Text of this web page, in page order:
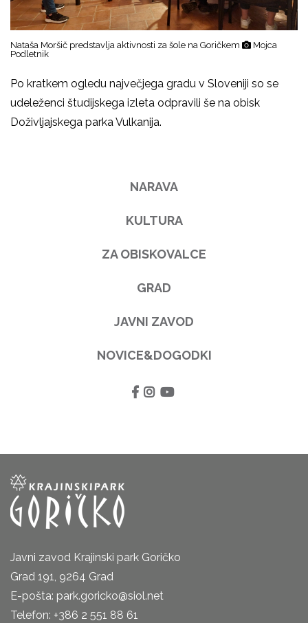
Nataša Moršič predstavlja aktivnosti za šole na Goričkem
Mojca
Podletnik
Po kratkem ogledu največjega gradu v Sloveniji so se
udeleženci študijskega izleta odpravili še na obisk
Doživljajskega parka Vulkanija.
NARAVA
KULTURA
ZA OBISKOVALCE
GRAD
JAVNI ZAVOD
NOVICE&DOGODKI
Javni zavod Krajinski park Goričko
Grad 191, 9264 Grad
E-pošta: park.goricko@siol.net
Telefon: +386 2 551 88 61